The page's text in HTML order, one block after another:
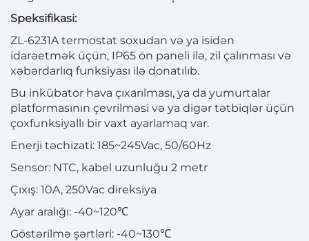
Speksifikasi:
ZL-6231A termostat soxudan və ya isidən
idarəetmək üçün, IP65 ön paneli ilə, zil çalınması və
xəbərdarlıq funksiyası ilə donatılıb.
Bu inkübator hava çıxarılması, ya da yumurtalar
platformasının çevrilməsi və ya digər tətbiqlər üçün
çoxfunksiyallı bir vaxt ayarlamaq var.
Enerji təchizati: 185~245Vac, 50/60Hz
Sensor: NTC, kabel uzunluğu 2 metr
Çıxış: 10A, 250Vac direksiya
Ayar aralığı: -40~120℃
Göstərilmə şərtləri: -40~130℃